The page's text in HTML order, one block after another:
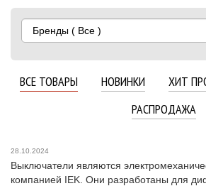
Бренды ( Все )
ВСЕ ТОВАРЫ НОВИНКИ ХИТ
РАСПРОДАЖА
28.10.2024
Выключатели являются
компанией IEK. Они разработаны для